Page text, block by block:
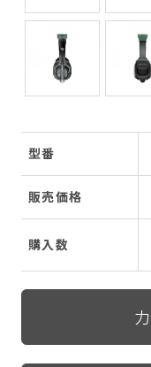
型番
販売価格
購入数